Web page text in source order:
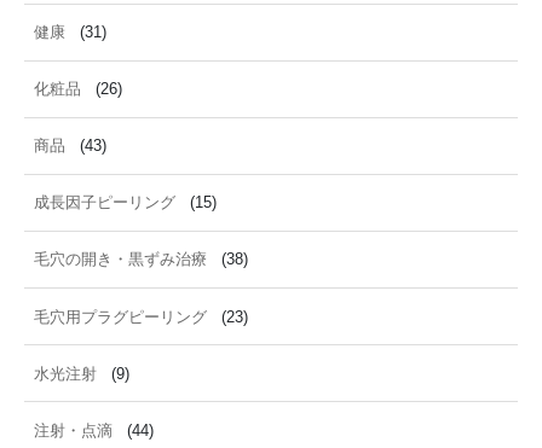
健康 (31)
化粧品 (26)
商品 (43)
成長因子ピーリング (15)
毛穴の開き・黒ずみ治療 (38)
毛穴用プラグピーリング (23)
水光注射 (9)
注射・点滴 (44)